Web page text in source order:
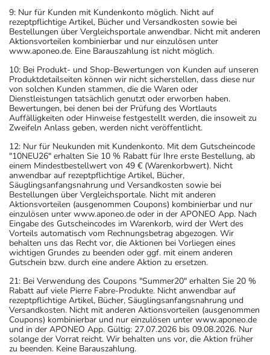
9: Nur für Kunden mit Kundenkonto möglich. Nicht auf
rezeptpflichtige Artikel, Bücher und Versandkosten sowie bei
Bestellungen über Vergleichsportale anwendbar. Nicht mit anderen
Aktionsvorteilen kombinierbar und nur einzulösen unter
www.aponeo.de. Eine Barauszahlung ist nicht möglich.
10: Bei Produkt- und Shop-Bewertungen von Kunden auf unseren
Produktdetailseiten können wir nicht sicherstellen, dass diese nur
von solchen Kunden stammen, die die Waren oder
Dienstleistungen tatsächlich genutzt oder erworben haben.
Bewertungen, bei denen bei der Prüfung des Wortlauts
Auffälligkeiten oder Hinweise festgestellt werden, die insoweit zu
Zweifeln Anlass geben, werden nicht veröffentlicht.
12: Nur für Neukunden mit Kundenkonto. Mit dem Gutscheincode
"10NEU26" erhalten Sie 10 % Rabatt für Ihre erste Bestellung, ab
einem Mindestbestellwert von 49 € (Warenkorbwert). Nicht
anwendbar auf rezeptpflichtige Artikel, Bücher,
Säuglingsanfangsnahrung und Versandkosten sowie bei
Bestellungen über Vergleichsportale. Nicht mit anderen
Aktionsvorteilen (ausgenommen Coupons) kombinierbar und nur
einzulösen unter www.aponeo.de oder in der APONEO App. Nach
Eingabe des Gutscheincodes im Warenkorb, wird der Wert des
Vorteils automatisch vom Rechnungsbetrag abgezogen. Wir
behalten uns das Recht vor, die Aktionen bei Vorliegen eines
wichtigen Grundes zu beenden oder ggf. mit einem anderen
Gutschein bzw. durch eine andere Aktion zu ersetzen.
21: Bei Verwendung des Coupons "Summer20" erhalten Sie 20 %
Rabatt auf viele Pierre Fabre-Produkte. Nicht anwendbar auf
rezeptpflichtige Artikel, Bücher, Säuglingsanfangsnahrung und
Versandkosten. Nicht mit anderen Aktionsvorteilen (ausgenommen
Coupons) kombinierbar und nur einzulösen unter www.aponeo.de
und in der APONEO App. Gültig: 27.07.2026 bis 09.08.2026. Nur
solange der Vorrat reicht. Wir behalten uns vor, die Aktion früher
zu beenden. Keine Barauszahlung.